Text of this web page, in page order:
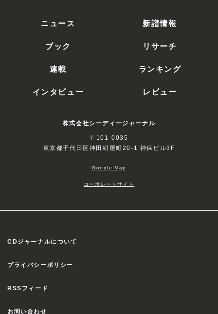
ニュース
新譜情報
ブック
リサーチ
連載
ランキング
インタビュー
レビュー
株式会社シーディージャーナル
〒101-0035
東京都千代田区神田紺屋町20-1 神保ビル3F
Google Map
コーポレートサイト
CDジャーナルについて
プライバシーポリシー
RSSフィード
お問い合わせ